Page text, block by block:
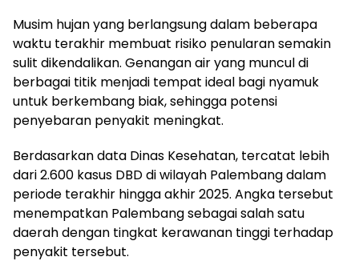
Musim hujan yang berlangsung dalam beberapa
waktu terakhir membuat risiko penularan semakin
sulit dikendalikan. Genangan air yang muncul di
berbagai titik menjadi tempat ideal bagi nyamuk
untuk berkembang biak, sehingga potensi
penyebaran penyakit meningkat.
Berdasarkan data Dinas Kesehatan, tercatat lebih
dari 2.600 kasus DBD di wilayah Palembang dalam
periode terakhir hingga akhir 2025. Angka tersebut
menempatkan Palembang sebagai salah satu
daerah dengan tingkat kerawanan tinggi terhadap
penyakit tersebut.